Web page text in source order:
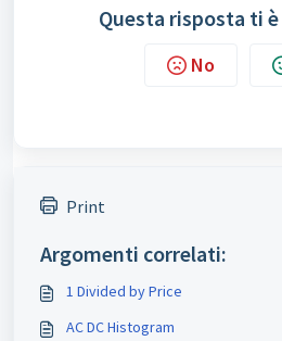
Questa risposta ti
No
Print
Argomenti correlati:
1 Divided by Price
AC DC Histogram